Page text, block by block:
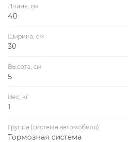
Длина, см
40
Ширина, см
30
Высота, см
5
Вес, кг
1
Группа (система автомобиля)
Тормозная система